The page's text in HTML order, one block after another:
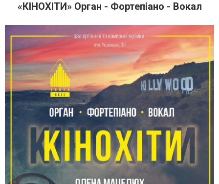
«КІНОХІТИ» Орган - Фортепіано - Вокал